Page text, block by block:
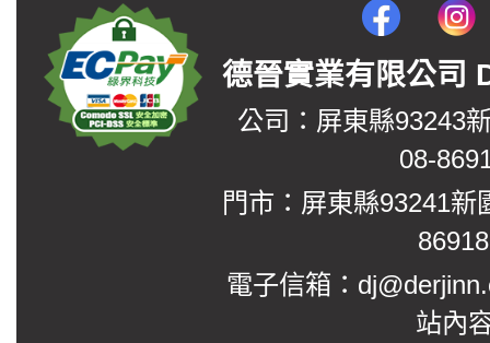
德晉實業有限公
公司：屏東縣93243
08-
門市：屏東縣93241
電子信箱：
站內